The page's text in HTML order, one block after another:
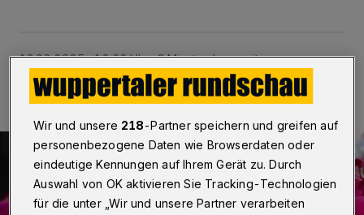
13.02.2025 , 12:23 Uhr 3 Minuten Lesezeit
Wir und unsere 218-Partner speichern und greifen auf
personenbezogene Daten wie Browserdaten oder
eindeutige Kennungen auf Ihrem Gerät zu. Durch
Auswahl von OK aktivieren Sie Tracking-Technologien
für die unter „Wir und unsere Partner verarbeiten